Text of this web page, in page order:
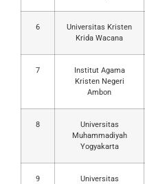
6
Universitas Kristen
Krida Wacana
7
Institut Agama
Kristen Negeri
Ambon
8
Universitas
Muhammadiyah
Yogyakarta
9
Universitas